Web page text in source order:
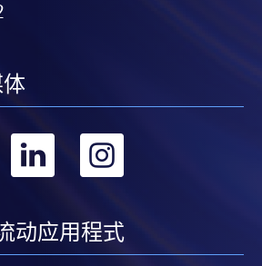
转
linkedin
转
动应用程式